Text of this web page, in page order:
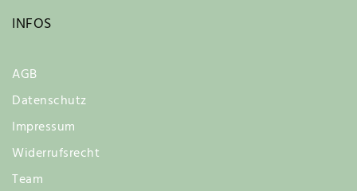
INFOS
AGB
Datenschutz
Impressum
Widerrufsrecht
Team